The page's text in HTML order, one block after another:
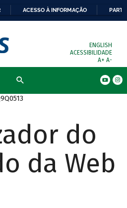
ACESSO À INFORMAÇÃO
ENGLISH
ACESSIBILIDADE
A+ A-
do
da Web